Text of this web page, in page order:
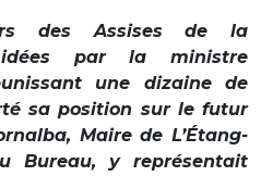
des Assises de la
par la ministre
une dizaine de
sa position sur le futur
Maire de L’Étang-
Bureau, y représentait